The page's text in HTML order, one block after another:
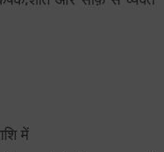
में